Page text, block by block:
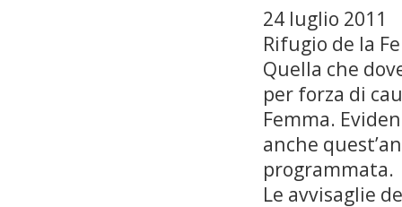
24 luglio 2011
Rifugio de la
Quella che
per forza di
Femma.
anche
programmata.
Le avvisaglie